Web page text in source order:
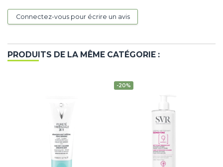
Connectez-vous pour écrire un avis
PRODUITS DE LA MÊME CATÉGORIE :
-20%